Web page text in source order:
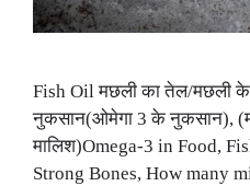
Fish Oil मछली का तेल/मछली
नुकसान(ओमेगा 3 के नुकसान),
मालिश)Omega-3 in Food,
Strong Bones, How many